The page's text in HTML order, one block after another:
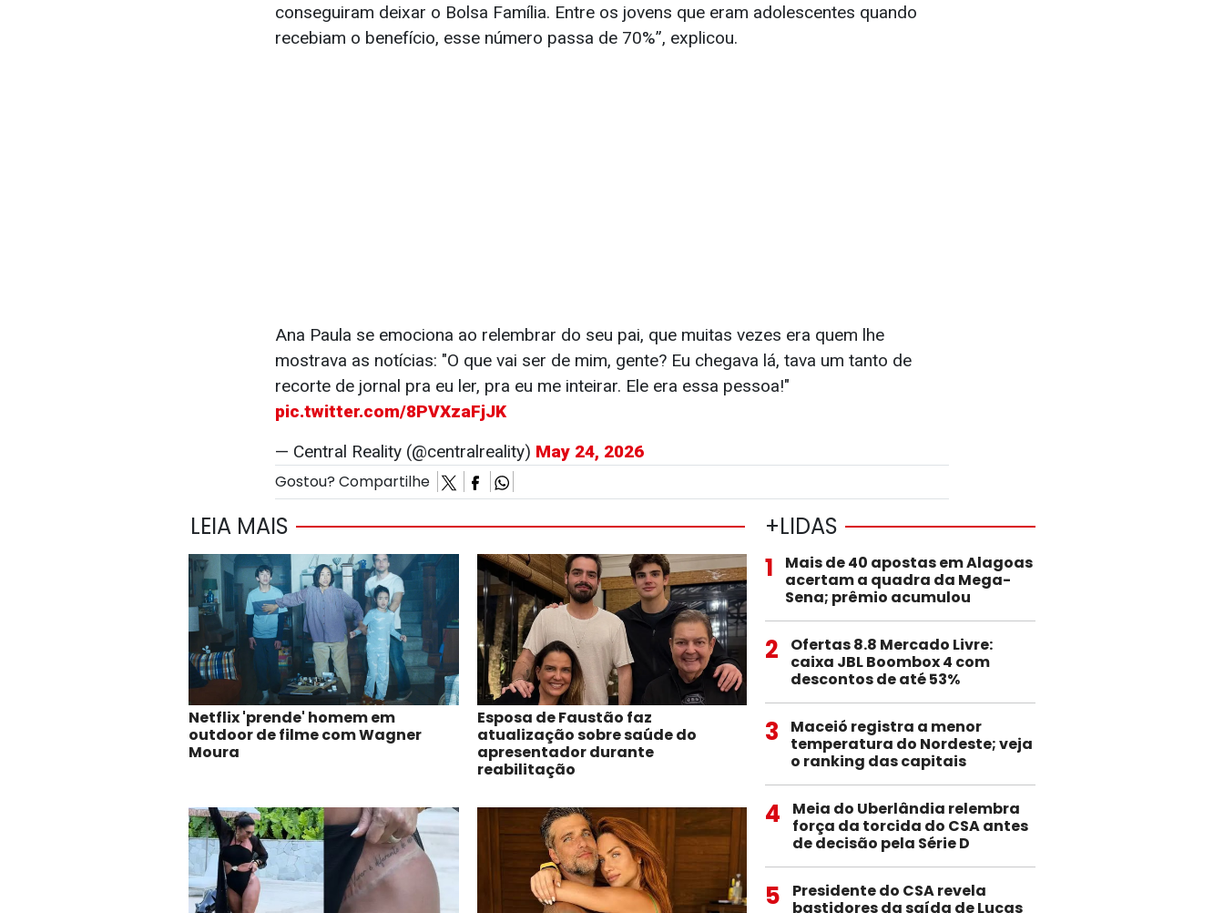
conseguiram deixar o Bolsa Família. Entre os jovens que eram adolescentes quando
recebiam o benefício, esse número passa de 70%”, explicou.
Ana Paula se emociona ao relembrar do seu pai, que muitas vezes era quem lhe
mostrava as notícias: "O que vai ser de mim, gente? Eu chegava lá, tava um tanto de
recorte de jornal pra eu ler, pra eu me inteirar. Ele era essa pessoa!"
pic.twitter.com/8PVXzaFjJK
— Central Reality (@centralreality) May 24, 2026
Gostou? Compartilhe
LEIA MAIS
Netflix 'prende' homem em
outdoor de filme com Wagner
Moura
Esposa de Faustão faz
atualização sobre saúde do
apresentador durante
reabilitação
+LIDAS
1
Mais de 40 apostas em Alagoas
acertam a quadra da Mega-
Sena; prêmio acumulou
2
Ofertas 8.8 Mercado Livre:
caixa JBL Boombox 4 com
descontos de até 53%
3
Maceió registra a menor
temperatura do Nordeste; veja
o ranking das capitais
4
Meia do Uberlândia relembra
força da torcida do CSA antes
de decisão pela Série D
5
Presidente do CSA revela
bastidores da saída de Lucas